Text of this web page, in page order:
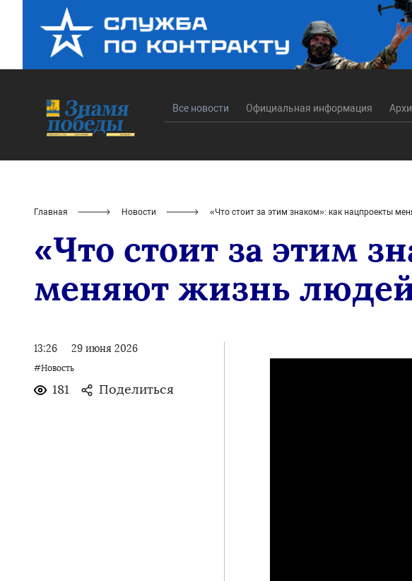
Все новости Официальная информация
Главная Новости «Что стоит за этим знаком»: как нацпроекты
«Что стоит за этим
меняют жизнь
13:26 29 июня 2026
#Новость
181 Поделиться